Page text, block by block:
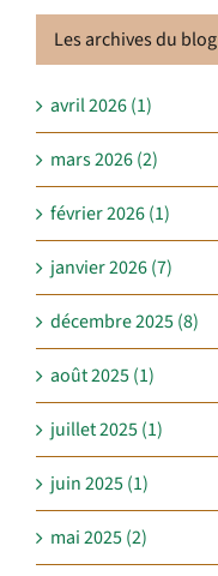
Les archives du blog
avril 2026 (1)
mars 2026 (2)
février 2026 (1)
janvier 2026 (7)
décembre 2025 (8)
août 2025 (1)
juillet 2025 (1)
juin 2025 (1)
mai 2025 (2)